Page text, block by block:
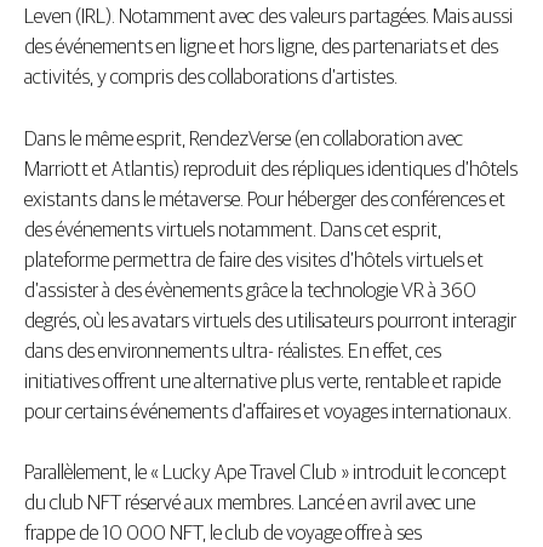
Leven (IRL). Notamment avec des valeurs partagées. Mais aussi
des événements en ligne et hors ligne, des partenariats et des
activités, y compris des collaborations d’artistes.
Dans le même esprit, RendezVerse (en collaboration avec
Marriott et Atlantis) reproduit des répliques identiques d’hôtels
existants dans le métaverse. Pour héberger des conférences et
des événements virtuels notamment. Dans cet esprit,
plateforme permettra de faire des visites d’hôtels virtuels et
d’assister à des évènements grâce la technologie VR à 360
degrés, où les avatars virtuels des utilisateurs pourront interagir
dans des environnements ultra- réalistes. En effet, ces
initiatives offrent une alternative plus verte, rentable et rapide
pour certains événements d’affaires et voyages internationaux.
Parallèlement, le « Lucky Ape Travel Club » introduit le concept
du club NFT réservé aux membres. Lancé en avril avec une
frappe de 10 000 NFT, le club de voyage offre à ses